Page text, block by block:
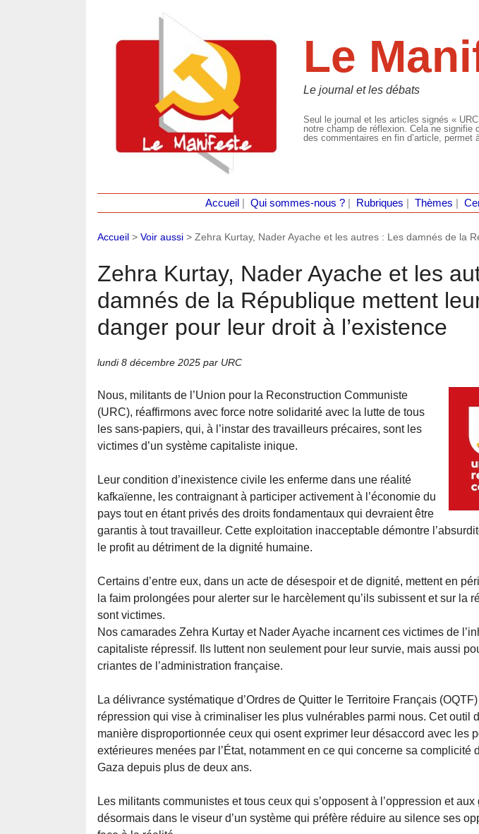
Le
Le journal et les débats
Seul le journal et les articles signés «
notre champ de réflexion. Cela ne signifie
des commentaires en fin d’article, permet
Accueil Qui sommes-nous ?| Rubriques Thèmes
Accueil > Voir aussi > Zehra Kurtay, Nader Ayache et les autres : Les damnés de la
Zehra Kurtay, Nader Ayache et les
damnés de la République mettent
danger pour leur droit à l’existence
lundi 8 décembre 2025 par URC
Nous, militants de l’Union pour la Reconstruction Communiste
(URC), réaffirmons avec force notre solidarité avec la lutte de tous
les sans-papiers, qui, à l’instar des travailleurs précaires, sont les
victimes d’un système capitaliste inique.
Leur condition d’inexistence civile les enferme dans une réalité
kafkaïenne, les contraignant à participer activement à l’économie du
pays tout en étant privés des droits fondamentaux qui devraient être
garantis à tout travailleur. Cette exploitation inacceptable démontre
le profit au détriment de la dignité humaine.
Certains d’entre eux, dans un acte de désespoir et de dignité, mettent en
la faim prolongées pour alerter sur le harcèlement qu’ils subissent et sur la
sont victimes.
Nos camarades Zehra Kurtay et Nader Ayache incarnent ces victimes de
capitaliste répressif. Ils luttent non seulement pour leur survie, mais aussi
criantes de l’administration française.
La délivrance systématique d’Ordres de Quitter le Territoire Français
répression qui vise à criminaliser les plus vulnérables parmi nous. Cet outil
manière disproportionnée ceux qui osent exprimer leur désaccord avec les
extérieures menées par l’État, notamment en ce qui concerne sa complicité
Gaza depuis plus de deux ans.
Les militants communistes et tous ceux qui s’opposent à l’oppression et
désormais dans le viseur d’un système qui préfère réduire au silence ses